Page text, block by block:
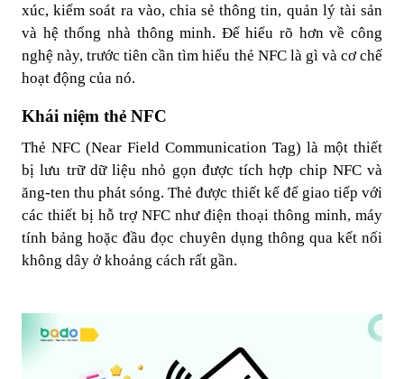
xúc, kiểm soát ra vào, chia sẻ thông tin, quản lý tài sản
và hệ thống nhà thông minh. Để hiểu rõ hơn về công
nghệ này, trước tiên cần tìm hiểu thẻ NFC là gì và cơ chế
hoạt động của nó.
Khái niệm thẻ NFC
Thẻ NFC (Near Field Communication Tag) là một thiết
bị lưu trữ dữ liệu nhỏ gọn được tích hợp chip NFC và
ăng-ten thu phát sóng. Thẻ được thiết kế để giao tiếp với
các thiết bị hỗ trợ NFC như điện thoại thông minh, máy
tính bảng hoặc đầu đọc chuyên dụng thông qua kết nối
không dây ở khoảng cách rất gần.